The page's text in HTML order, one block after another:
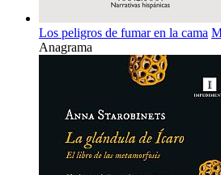
Los peligros de fumar en la cama
Anagrama